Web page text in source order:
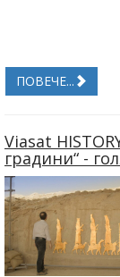
ПОВЕЧЕ...
Viasat
градини“ -